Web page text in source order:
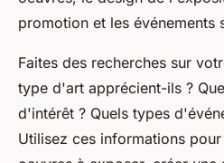
promotion et les événements
Faites des recherches sur
type d'art apprécient-ils ?
d'intérêt ? Quels types
Utilisez ces informations